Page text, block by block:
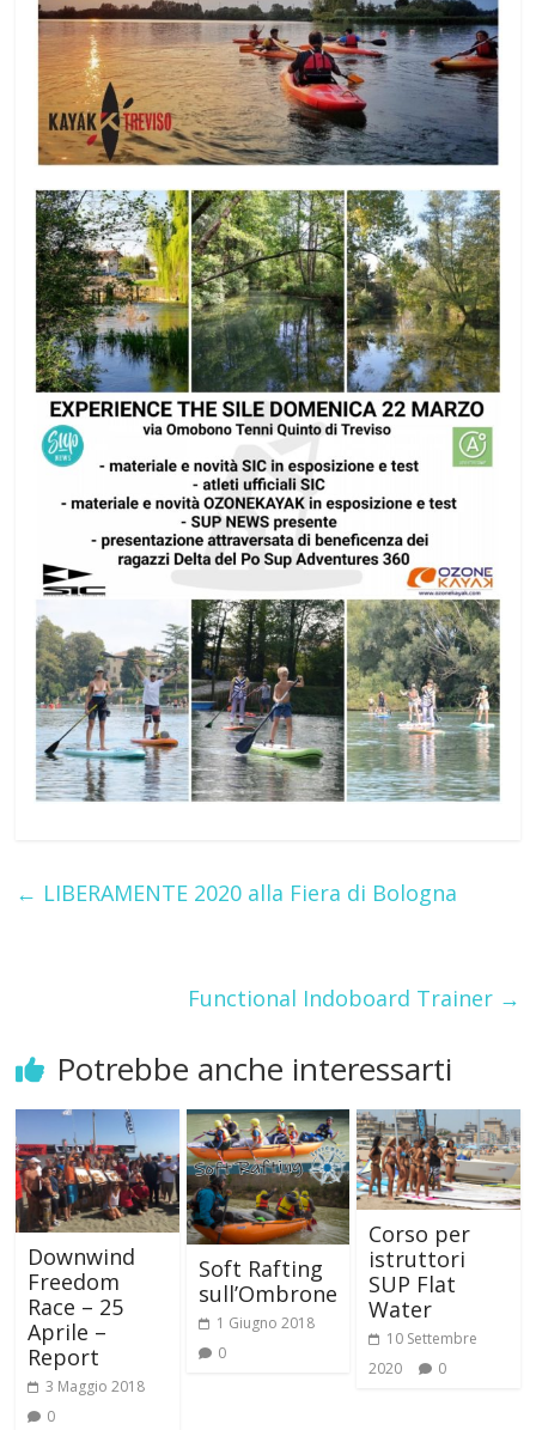
← LIBERAMENTE 2020 alla Fiera di Bologna
Functional Indoboard Trainer →
Potrebbe anche interessarti
Downwind
Freedom
Race – 25
Aprile –
Report
3 Maggio 2018
0
Soft Rafting
sull’Ombrone
1 Giugno 2018
0
Corso per
istruttori
SUP Flat
Water
10 Settembre
2020
0